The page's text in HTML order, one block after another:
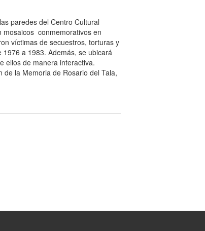
paredes del Centro Cultural
mosaicos conmemorativos en
víctimas de secuestros, torturas y
a 1983. Además, se ubicará
ellos de manera interactiva.
la Memoria de Rosario del Tala,